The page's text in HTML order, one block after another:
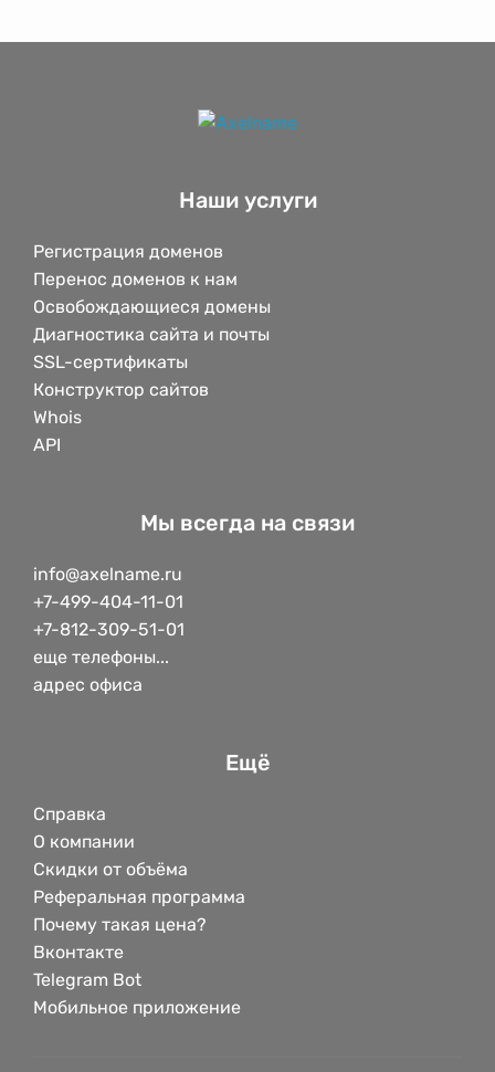
Наши услуги
Регистрация доменов
Перенос доменов к нам
Освобождающиеся домены
Диагностика сайта и почты
SSL-сертификаты
Конструктор сайтов
Whois
API
Мы всегда на связи
info@axelname.ru
+7-499-404-11-01
+7-812-309-51-01
еще телефоны...
адрес офиса
Ещё
Справка
О компании
Скидки от объёма
Реферальная программа
Почему такая цена?
Вконтакте
Telegram Bot
Мобильное приложение